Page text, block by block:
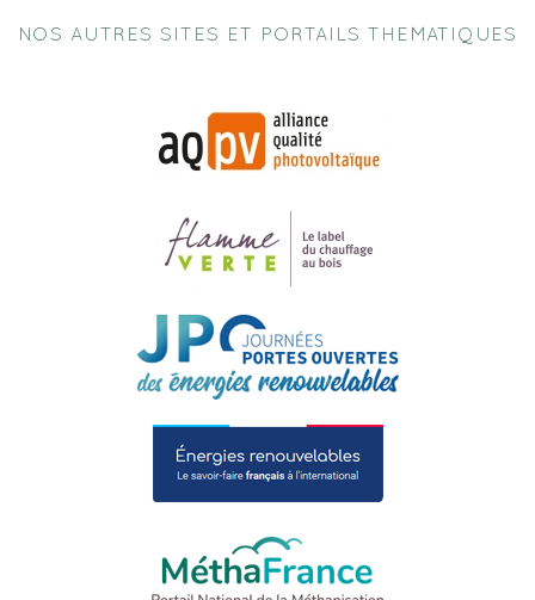
NOS AUTRES SITES ET PORTAILS THEMATIQUES